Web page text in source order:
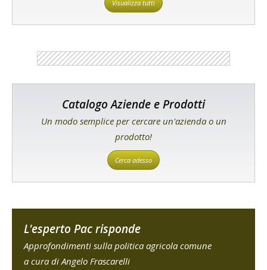
Visualizza tutti
Catalogo Aziende e Prodotti
Un modo semplice per cercare un'azienda o un
prodotto!
Cerca adesso
L'esperto Pac risponde
Approfondimenti sulla politica agricola comune
a cura di Angelo Frascarelli